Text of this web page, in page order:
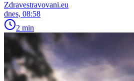
Zdravestravovani.eu
dnes, 08:58
2 min